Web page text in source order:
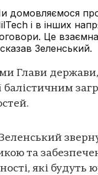
домовляємося про
і в інших
Це
Зеленський.
Глави
балістичним
та
які